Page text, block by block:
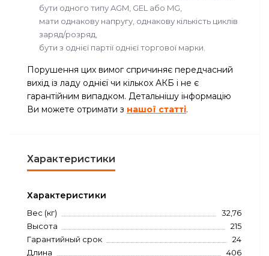
бути одного типу AGM, GEL або MG,
мати однакову напругу, однакову кількість циклів
заряд/розряд,
бути з однієї партії однієї торгової марки.
Порушення цих вимог спричиняє передчасний
вихід із ладу однієї чи кількох АКБ і не є
гарантійним випадком. Детальнішу інформацію
Ви можете отримати з нашої статті.
Характеристики
Характеристики
Вес (кг)
32,76
Высота
215
Гарантийный срок
24
Длина
406